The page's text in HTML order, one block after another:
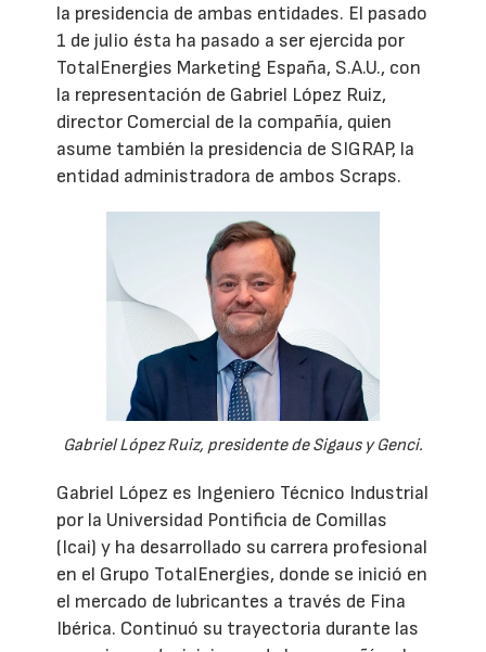
la presidencia de ambas entidades. El pasado
1 de julio ésta ha pasado a ser ejercida por
TotalEnergies Marketing España, S.A.U., con
la representación de Gabriel López Ruiz,
director Comercial de la compañía, quien
asume también la presidencia de SIGRAP, la
entidad administradora de ambos Scraps.
Gabriel López Ruiz, presidente de Sigaus y Genci.
Gabriel López es Ingeniero Técnico Industrial
por la Universidad Pontificia de Comillas
(Icai) y ha desarrollado su carrera profesional
en el Grupo TotalEnergies, donde se inició en
el mercado de lubricantes a través de Fina
Ibérica. Continuó su trayectoria durante las